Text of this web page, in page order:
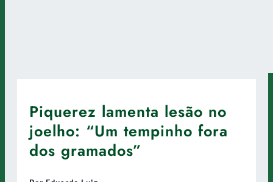
Piquerez lamenta lesão no
joelho: “Um tempinho fora
dos gramados”